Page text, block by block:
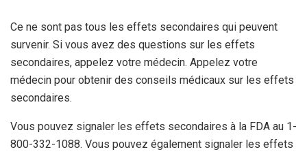
Ce ne sont pas tous les effets secondaires qui peuvent
survenir. Si vous avez des questions sur les effets
secondaires, appelez votre médecin. Appelez votre
médecin pour obtenir des conseils médicaux sur les effets
secondaires.
Vous pouvez signaler les effets secondaires à la FDA au 1-
800-332-1088. Vous pouvez également signaler les effets